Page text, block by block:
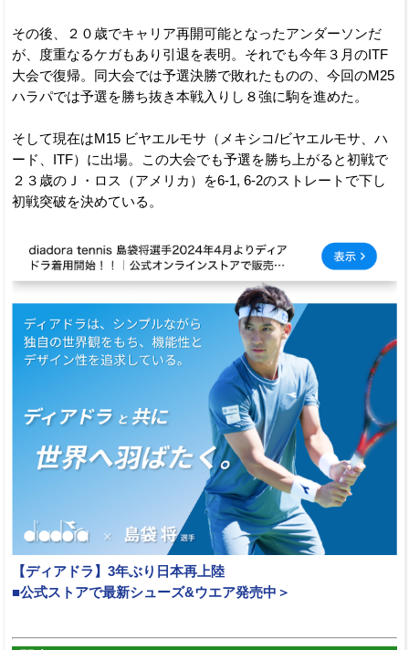
その後、２０歳でキャリア再開可能となったアンダーソンだ
が、度重なるケガもあり引退を表明。それでも今年３月のITF
大会で復帰。同大会では予選決勝で敗れたものの、今回のM25
ハラパでは予選を勝ち抜き本戦入りし８強に駒を進めた。
そして現在はM15 ビヤエルモサ（メキシコ/ビヤエルモサ、ハ
ード、ITF）に出場。この大会でも予選を勝ち上がると初戦で
２３歳のＪ・ロス（アメリカ）を6-1, 6-2のストレートで下し
初戦突破を決めている。
【ディアドラ】3年ぶり日本再上陸
■公式ストアで最新シューズ&ウエア発売中＞